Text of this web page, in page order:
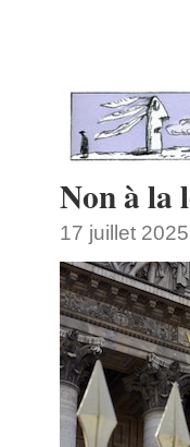
Non à la
17 juillet